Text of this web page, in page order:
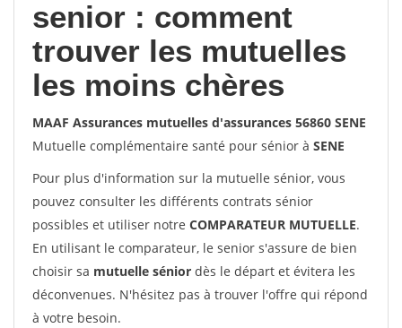
senior : comment
trouver les mutuelles
les moins chères
MAAF Assurances mutuelles d'assurances 56860 SENE
Mutuelle complémentaire santé pour sénior à SENE
Pour plus d'information sur la mutuelle sénior, vous
pouvez consulter les différents contrats sénior
possibles et utiliser notre COMPARATEUR MUTUELLE.
En utilisant le comparateur, le senior s'assure de bien
choisir sa mutuelle sénior dès le départ et évitera les
déconvenues. N'hésitez pas à trouver l'offre qui répond
à votre besoin.